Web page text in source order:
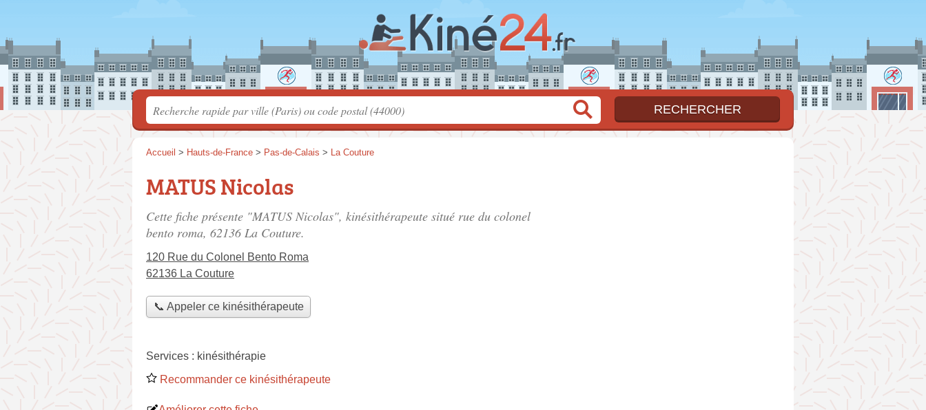
Accueil > Hauts-de-France > Pas-de-Calais > La Couture
MATUS Nicolas
Cette fiche présente "MATUS Nicolas", kinésithérapeute situé rue du colonel
bento roma, 62136 La Couture.
120 Rue du Colonel Bento Roma
62136 La Couture
📞 Appeler ce kinésithérapeute
Services : kinésithérapie
Recommander ce kinésithérapeute